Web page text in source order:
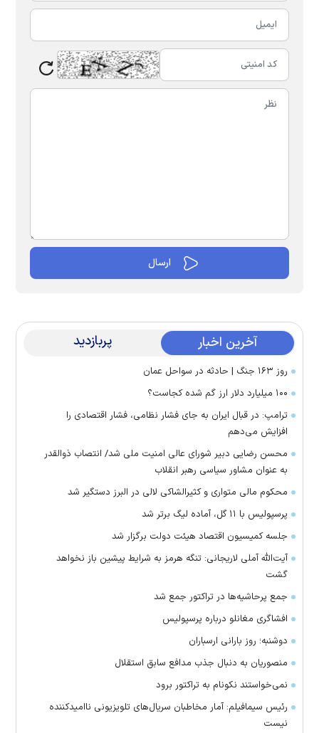
آخرین اخبار پربازدید
روز ۱۶۳ جنگ | حادثه در سواحل عمان
۱۰۰ میلیارد دلار ارز گم شده کجاست؟
ترامپ: در قبال ایران به جای فشار نظامی، فشار اقتصادی را
افزایش می‌دهم
محسن رضایی دبیر شورای عالی امنیت ملی شد/ انتصاب ذوالقدر
به عنوان مشاور سیاسی رهبر انقلاب
محکوم مالی متواری و کثیرالشاکی لالی در البرز دستگیر شد
پرسپولیس با ۱۱ گل، آماده لیگ برتر شد
جلسه کمیسیون اقتصاد هیئت دولت برگزار شد
آیت‌الله آملی لاریجانی: تنگه هرمز به شرایط پیشین باز نخواهد
گشت
جمع پرحاشیه‌ها در تراکتور جمع شد
افشاگری مغانلو درباره پرسپولیس
دوشنبه؛ روز بارانی ارسباران
منصوریان به دنبال جذب مدافع سابق استقلال
‌نمی‌خواستند نکونام به تراکتور برود
رئیس سیمافیلم: آمار مخاطبان سریال‌های تلویزیونی ناامیدکننده
نیست